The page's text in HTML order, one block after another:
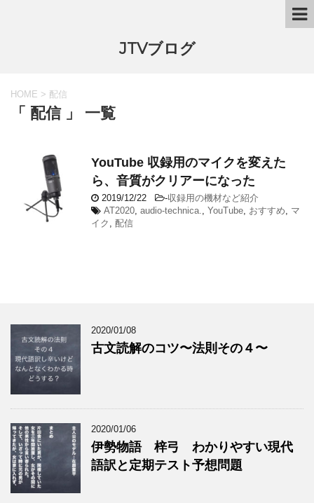
JTVブログ
HOME > 配信
「 配信 」 一覧
YouTube 収録用のマイクを変えた
ら、音質がクリアーになった
2019/12/22 -収録用の機材など紹介
AT2020, audio-technica., YouTube, おすすめ, マ
イク , 配信
2020/01/08
古文読解のコツ〜法則その４〜
2020/01/06
伊勢物語 梓弓 わかりやすい現代
語訳と定期テスト予想問題